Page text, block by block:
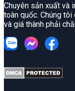
Chuyên sản xuất và
toàn quốc. Chúng
và giá thành phải